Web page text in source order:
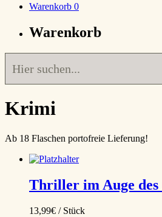
Warenkorb 0
Warenkorb
Krimi
Ab 18 Flaschen portofreie Lieferung!
Thriller im Auge des
13,99€ / Stück